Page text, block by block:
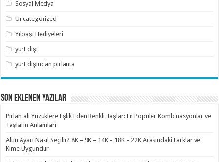
Sosyal Medya
Uncategorized
Yılbaşı Hediyeleri
yurt dışı
yurt dışından pırlanta
SON EKLENEN YAZILAR
Pırlantalı Yüzüklere Eşlik Eden Renkli Taşlar: En Popüler Kombinasyonlar ve
Taşların Anlamları
Altın Ayarı Nasıl Seçilir? 8K – 9K – 14K – 18K – 22K Arasındaki Farklar ve
Kime Uygundur